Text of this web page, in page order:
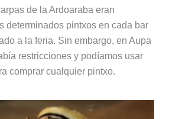
de la Ardoaraba eran
determinados pintxos en cada bar
a la feria. Sin embargo, en Aupa
restricciones y podíamos usar
comprar cualquier pintxo.